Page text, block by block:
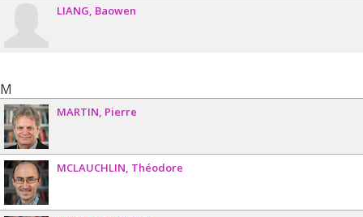
LIANG Baowen
M
MARTIN Pierre
MCLAUCHLIN Théodore